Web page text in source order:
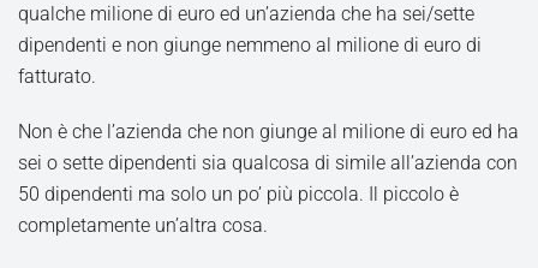
qualche milione di euro ed un’azienda che ha sei/sette
dipendenti e non giunge nemmeno al milione di euro di
fatturato.
Non è che l’azienda che non giunge al milione di euro ed ha
sei o sette dipendenti sia qualcosa di simile all’azienda con
50 dipendenti ma solo un po’ più piccola. Il piccolo è
completamente un’altra cosa.